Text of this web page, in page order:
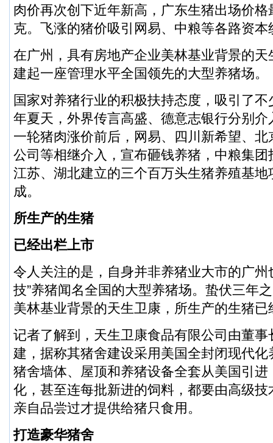
肉价再次创下近年新高，广东生猪出场价
克。飞涨的猪价吸引网易、中粮等各路资
在广州，具有房地产企业美林基业背景的
建起一座管理水平全国领先的大型养猪场。
国家对养猪行业的积极扶持态度，吸引了
年夏天，外界传言高盛、德意志银行分别
一轮猪肉涨价前后，网易、四川新希望、
公司等相继介入，宣布砸钱养猪，中粮集
江苏、湖北建立的三个百万头生猪养殖基
成。
所生产的生猪
已经出栏上市
令人关注的是，自身并非养猪业大市的广州
技”养猪闻名全国的大型养猪场。蛰伏三年
美林基业背景的天生卫康，所生产的生猪已
记者了解到，天生卫康食品有限公司由董
建，据称其猪舍建设采用美国全封闭现代
猪舍墙体、屋顶和养猪设备全套从美国引
化，甚至连每批新进的饲料，都要由高级技
亲自品尝过才提供给猪只食用。
打造豪华猪舍